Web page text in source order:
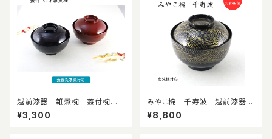
越前漆器 雑煮椀 蓋付椀
食洗機対応 お正月 樹脂
製
¥3,300
みやこ椀 千寿波 越前漆器
蓋付吸物椀 食洗機対応 伝
統文様柄 料亭 旅館 懐石
¥8,800